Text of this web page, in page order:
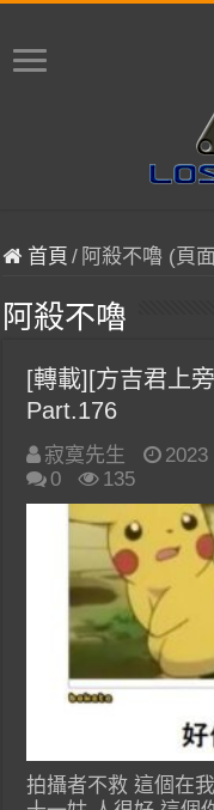
首頁 / 阿殺不嚕 (頁
阿殺不嚕
[轉載][方吉君上
Part.176
寂寞先生 2023
0
135
拍攝者不救 這個在